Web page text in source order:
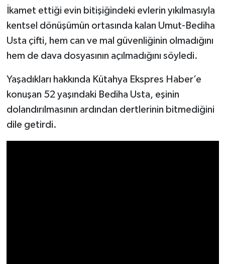
İkamet ettiği evin bitişiğindeki evlerin yıkılmasıyla
kentsel dönüşümün ortasında kalan Umut-Bediha
Usta çifti, hem can ve mal güvenliğinin olmadığını
hem de dava dosyasının açılmadığını söyledi.
Yaşadıkları hakkında Kütahya Ekspres Haber’e
konuşan 52 yaşındaki Bediha Usta, eşinin
dolandırılmasının ardından dertlerinin bitmediğini
dile getirdi.
Otomobil
Politika
Resmi İlan
Rüya Tabirleri